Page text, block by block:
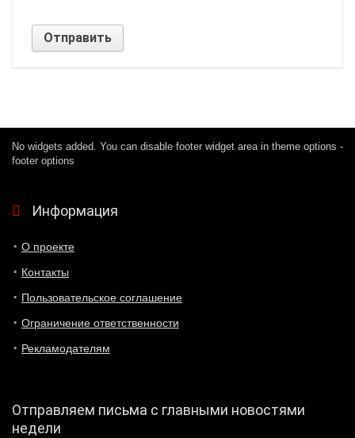
No widgets added. You can disable footer widget area in theme options -
footer options
Информация
О проекте
Контакты
Пользовательское соглашение
Ограничение ответственности
Рекламодателям
Отправляем письма с главными новостями
недели